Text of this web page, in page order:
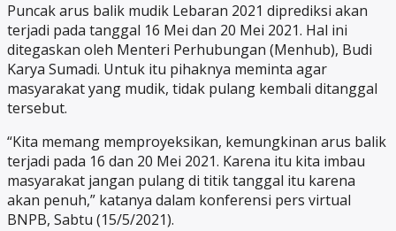
Puncak arus balik mudik Lebaran 2021 diprediksi akan
terjadi pada tanggal 16 Mei dan 20 Mei 2021. Hal ini
ditegaskan oleh Menteri Perhubungan (Menhub), Budi
Karya Sumadi. Untuk itu pihaknya meminta agar
masyarakat yang mudik, tidak pulang kembali ditanggal
tersebut.
“Kita memang memproyeksikan, kemungkinan arus balik
terjadi pada 16 dan 20 Mei 2021. Karena itu kita imbau
masyarakat jangan pulang di titik tanggal itu karena
akan penuh,” katanya dalam konferensi pers virtual
BNPB, Sabtu (15/5/2021).